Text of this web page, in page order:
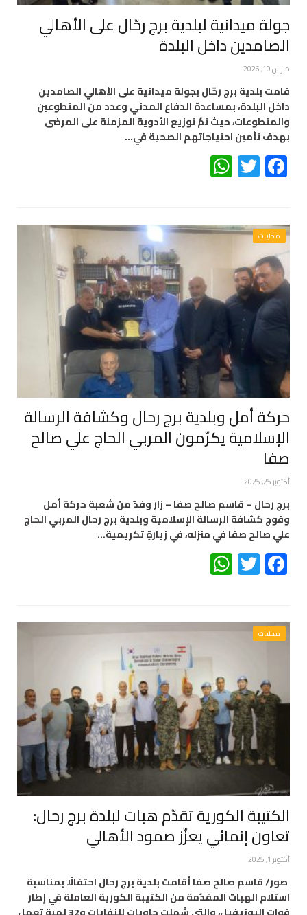
جولة ميدانية لبلدية برج رحّال على الأهالي
الصامدين داخل البلدة
مارس 10, 2026
قامت بلدية برج رحّال بجولة ميدانية على الأهالي الصامدين
داخل البلدة، بمساعدة الدفاع المدني وعدد من المتطوعين
والمتطوعات، حيث تمّ توزيع الأدوية المزمنة على المرضى
بهدف تأمين احتياجاتهم الصحية في…
Facebook
Twitter
محليات
حركة أمل وبلدية برج رحال وكشافة الرسالة
الإسلامية يكرّمون المربي الحاج علي صالح
صفا
أكتوبر 25, 2025
برج رحال – قاسم صالح صفا – زار وفدٌ من شعبة حركة أمل
وفوج كشافة الرسالة الإسلامية وبلدية برج رحال المربي الحاج
علي صالح صفا في منزله، في زيارةٍ تكريمية…
Facebook
Twitter
محليات
الكتيبة الكورية تقدّم هبات لبلدة برج رحال:
تعاون إنمائي يعزّز صمود الأهالي
أكتوبر 1, 2025
صور/ قاسم صالح صفا أقامت بلدية برج رحال احتفالًا بمناسبة
استلام الهبات المقدّمة من الكتيبة الكورية العاملة في إطار